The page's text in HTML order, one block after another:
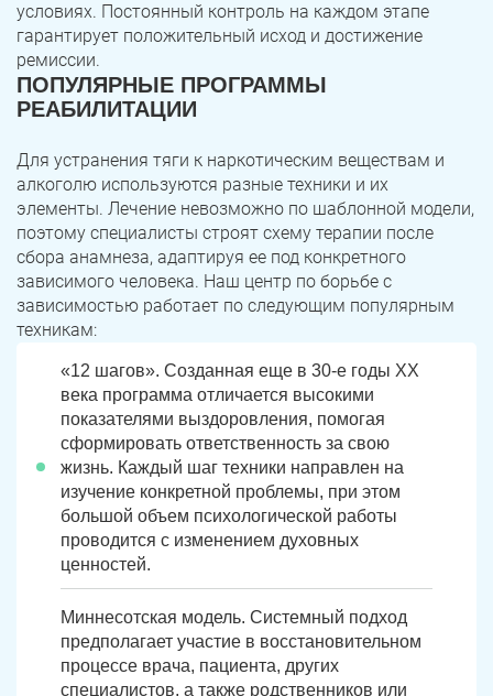
условиях. Постоянный контроль на каждом этапе
гарантирует положительный исход и достижение
ремиссии.
ПОПУЛЯРНЫЕ ПРОГРАММЫ
РЕАБИЛИТАЦИИ
Для устранения тяги к наркотическим веществам и
алкоголю используются разные техники и их
элементы. Лечение невозможно по шаблонной модели,
поэтому специалисты строят схему терапии после
сбора анамнеза, адаптируя ее под конкретного
зависимого человека. Наш центр по борьбе с
зависимостью работает по следующим популярным
техникам:
«12 шагов». Созданная еще в 30-е годы XX
века программа отличается высокими
показателями выздоровления, помогая
сформировать ответственность за свою
жизнь. Каждый шаг техники направлен на
изучение конкретной проблемы, при этом
большой объем психологической работы
проводится с изменением духовных
ценностей.
Миннесотская модель. Системный подход
предполагает участие в восстановительном
процессе врача, пациента, других
специалистов, а также родственников или